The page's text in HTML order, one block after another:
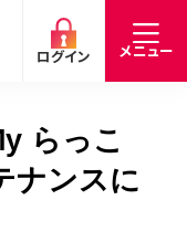
ログイン メニュー
閉じる
お問合わせ
閉じる
グ
閉じる
らっこ
ナンスに